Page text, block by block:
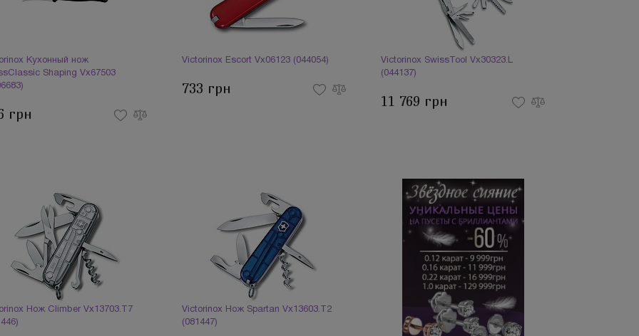
Кухонный нож
Shaping Vx67503
грн
Victorinox Escort Vx06123 (044054)
733 грн
Victorinox SwissTool Vx30323.L
(044137)
11 769 грн
Нож Climber Vx13703.T7
Victorinox Нож Spartan Vx13603.T2
(081447)